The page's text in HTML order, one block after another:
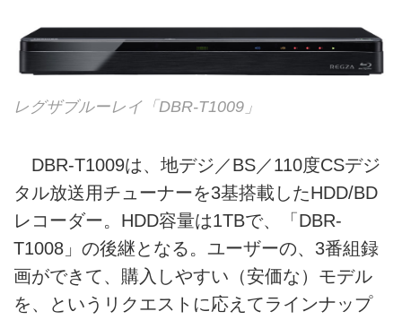
レグザブルーレイ「DBR-T1009」
DBR-T1009は、地デジ／BS／110度CSデジ
タル放送用チューナーを3基搭載したHDD/BD
レコーダー。HDD容量は1TBで、「DBR-
T1008」の後継となる。ユーザーの、3番組録
画ができて、購入しやすい（安価な）モデル
を、というリクエストに応えてラインナップ